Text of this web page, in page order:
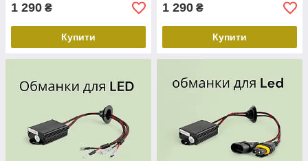
1 290 ₴
Купити
1 290 ₴
Купити